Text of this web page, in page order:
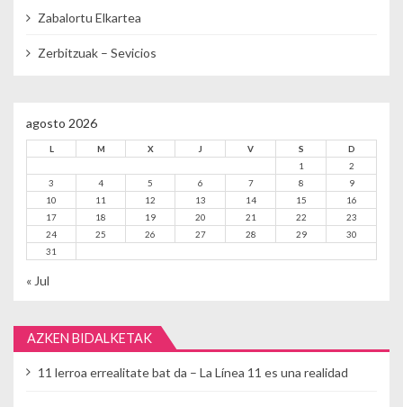
Zabalortu Elkartea
Zerbitzuak – Sevicios
agosto 2026
L M X J V S
D
1
2
3
4 5 6 7 8
9
10
11 12 13 14 15
16
17
18 19 20 21 22
23
24
25 26 27 28 29
30
31
« Jul
AZKEN BIDALKETAK
11 lerroa errealitate bat da – La Línea 11 es una realidad